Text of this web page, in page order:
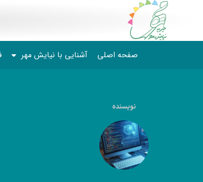
صفحه اصلی آشنایی با نیایش مهر
نویسنده